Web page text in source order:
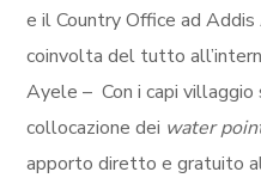
e il Country Office ad Addis
coinvolta del tutto
Ayele – Con i capi
collocazione dei water
apporto diretto e gratuito